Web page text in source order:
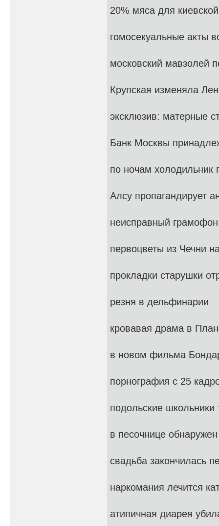
20% мяса для
гомосекуальные акты
московский мавзолей
Крупская изменяла
эксклюзив: матерные
Банк Москвы
по ночам холодильник
Алсу пропагандирует
неисправный
первоцветы из Чечни
прокладки старушки
резня в дельфинарии
кровавая драма в
в новом фильма
порнография с 25
подольские
в песочнице обнаружен
свадьба закончилась
наркомания лечится
атипичная диарея